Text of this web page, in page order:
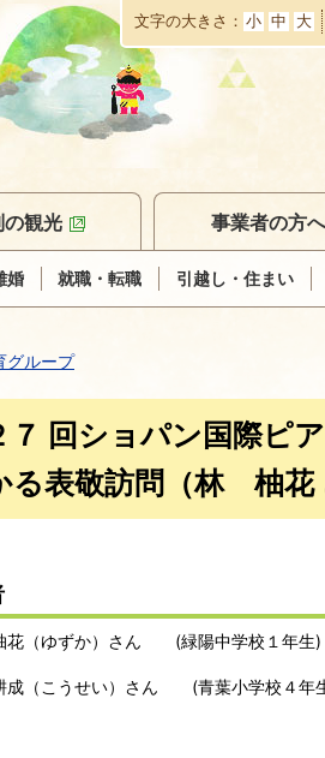
本
文
へ
移
動
文字の大きさ 小 中 大
婚 就職・転職 引越し・住まい
の観光 事業者の方へ
グループ
７ 回ショパン国際ピ
る表敬訪問（林 柚花
（ゆずか）さん (緑陽中学校１年生)
こうせい）さん (青葉小学校４年